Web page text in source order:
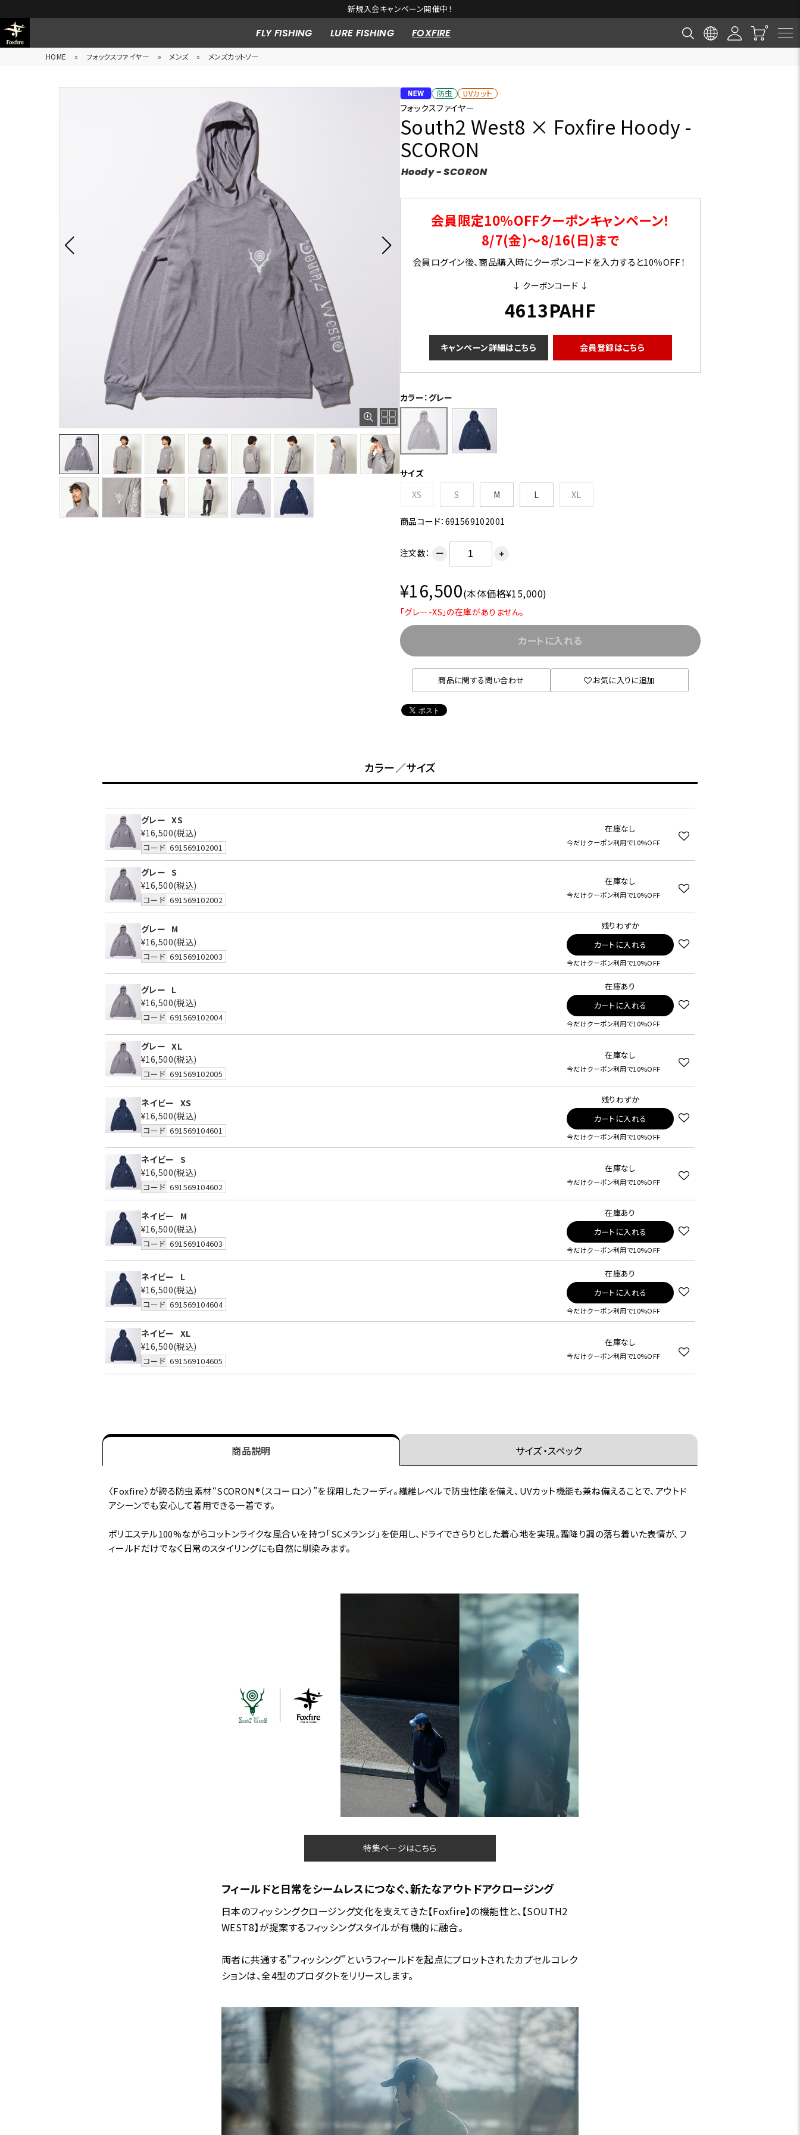
新規入会キャンペーン開催中！
FLY FISHING LURE FISHING FOXFIRE
HOME » フォックスファイヤー » メンズ » メンズカットソー
防虫 UVカット
フォックスファイヤー
South2 West8 × Foxfire Hoody -
SCORON
Hoody - SCORON
会員限定10％OFFクーポンキャンペーン！
8/7(金)～8/16(日)まで
会員ログイン後、商品購入時にクーポンコードを入力すると10％OFF！
↓ クーポンコード ↓
4613PAHF
キャンペーン詳細はこちら 会員登録はこちら
カラー：グレー
サイズ
XS
S M L XL
商品コード：691569102001
注文数： ー ＋
¥16,500(本体価格¥15,000)
「グレー-XS」の在庫がありません。
カートに入れる
商品に関する問い合わせ お気に入りに追加
カラー／サイズ
グレー XS
¥16,500(税込)
コード 691569102001
在庫なし
今だけクーポン利用で10%OFF
グレー S
¥16,500(税込)
コード 691569102002
在庫なし
今だけクーポン利用で10%OFF
グレー M
¥16,500(税込)
コード 691569102003
残りわずか
カートに入れる
今だけクーポン利用で10%OFF
グレー L
¥16,500(税込)
コード 691569102004
在庫あり
カートに入れる
今だけクーポン利用で10%OFF
グレー XL
¥16,500(税込)
コード 691569102005
在庫なし
今だけクーポン利用で10%OFF
ネイビー XS
¥16,500(税込)
コード 691569104601
残りわずか
カートに入れる
今だけクーポン利用で10%OFF
ネイビー S
¥16,500(税込)
コード 691569104602
在庫なし
今だけクーポン利用で10%OFF
ネイビー
M
¥16,500(税込)
コード 691569104603
在庫あり
カートに入れる
今だけクーポン利用で10%OFF
ネイビー
L
¥16,500(税込)
コード 691569104604
在庫あり
カートに入れる
今だけクーポン利用で10%OFF
ネイビー XL
¥16,500(税込)
コード 691569104605
在庫なし
今だけクーポン利用で10%OFF
商品説明 サイズ・スペック
〈Foxfire〉が誇る防虫素材“SCORON®（スコーロン）”を採用したフーディ。繊維レベルで防虫性能を備え、UVカット機能も兼ね備えることで、アウトド
アシーンでも安心して着用できる一着です。
ポリエステル100%ながらコットンライクな風合いを持つ「SCメランジ」を使用し、ドライでさらりとした着心地を実現。霜降り調の落ち着いた表情が、フ
ィールドだけでなく日常のスタイリングにも自然に馴染みます。
特集ページはこちら
フィールドと日常をシームレスにつなぐ、新たなアウトドアクロージング
日本のフィッシングクロージング文化を支えてきた【Foxfire】の機能性と、【SOUTH2
WEST8】が提案するフィッシングスタイルが有機的に融合。
両者に共通する"フィッシング"というフィールドを起点にプロットされたカプセルコレク
ションは、全4型のプロダクトをリリースします。